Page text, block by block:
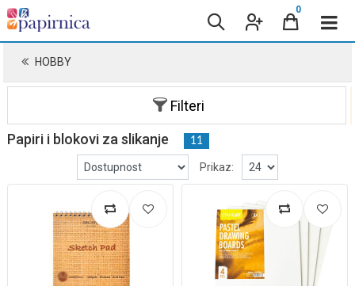
0
HOBBY
Filteri
Papiri i blokovi za slikanje 11
Prikaz: